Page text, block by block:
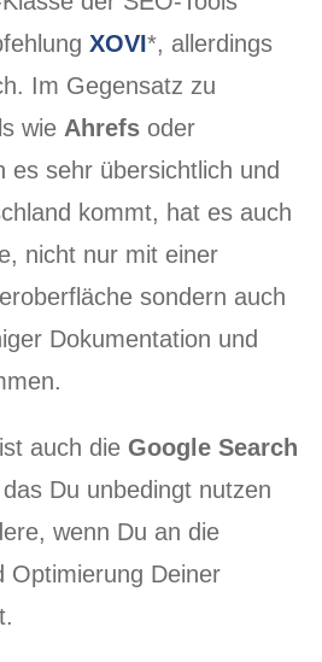
XOVI*, allerdings
Im Gegensatz zu
wie Ahrefs oder
es sehr übersichtlich und
kommt, hat es auch
nicht nur mit einer
sondern auch
Dokumentation und
ist auch die Google Search
Du unbedingt nutzen
wenn Du an die
Optimierung Deiner